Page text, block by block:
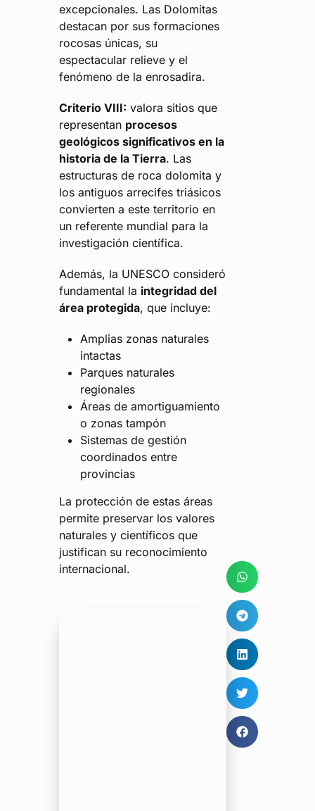
excepcionales. Las Dolomitas
destacan por sus formaciones
rocosas únicas, su
espectacular relieve y el
fenómeno de la enrosadira.
Criterio VIII: valora sitios que
representan procesos
geológicos significativos en la
historia de la Tierra. Las
estructuras de roca dolomita y
los antiguos arrecifes triásicos
convierten a este territorio en
un referente mundial para la
investigación científica.
Además, la UNESCO consideró
fundamental la integridad del
área protegida, que incluye:
Amplias zonas naturales
intactas
Parques naturales
regionales
Áreas de amortiguamiento
o zonas tampón
Sistemas de gestión
coordinados entre
provincias
La protección de estas áreas
permite preservar los valores
naturales y científicos que
justifican su reconocimiento
internacional.